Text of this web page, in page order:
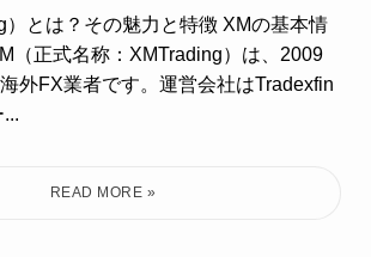
）とは？その魅力と特徴 XMの基本情
（正式名称：XMTrading）は、2009
外FX業者です。運営会社はTradexfin